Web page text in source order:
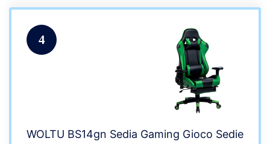
4
WOLTU BS14gn Sedia Gaming Gioco Sedie